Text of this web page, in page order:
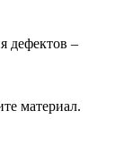
дефектов –
материал.